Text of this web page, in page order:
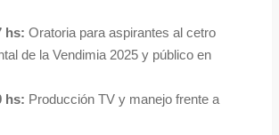
hs: Oratoria para aspirantes al cetro
de la Vendimia 2025 y público en
hs: Producción TV y manejo frente a